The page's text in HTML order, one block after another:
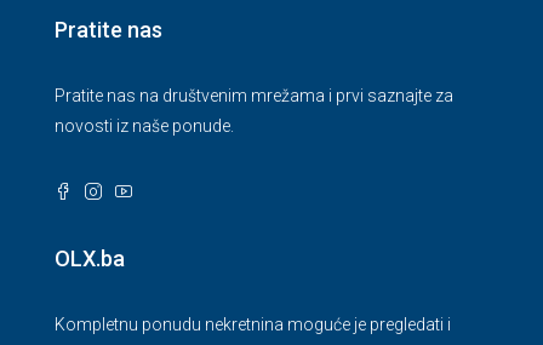
Pratite nas
Pratite nas na društvenim mrežama i prvi saznajte za
novosti iz naše ponude.
OLX.ba
Kompletnu ponudu nekretnina moguće je pregledati i